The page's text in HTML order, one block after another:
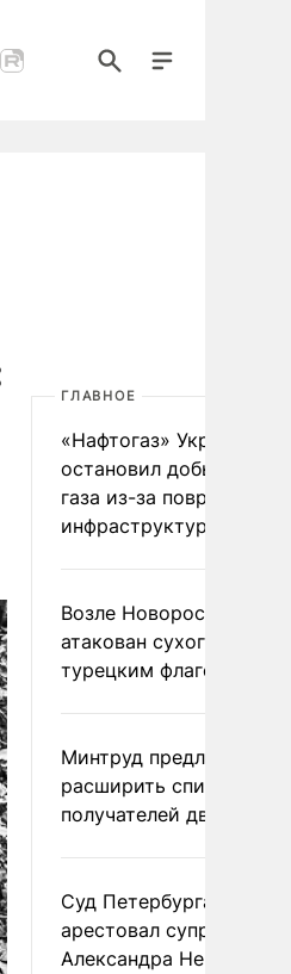
ГЛАВНОЕ
«Нафтогаз» Украины
остановил добычу
газа из-за повреждения
инфраструктуры
Возле Новороссийска
атакован сухогруз под
турецким флагом
Минтруд предложил
расширить список
получателей двух
Суд Петербурга заочно
арестовал супругу
Александра Невзорова